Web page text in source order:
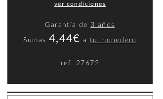
ver condiciones
Garantía de 3 años
Sumas 4,44€ atu monedero
ref. 27672